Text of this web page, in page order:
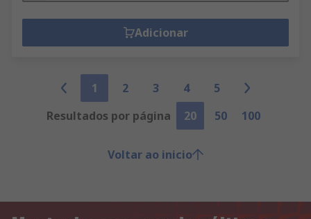
Adicionar
1 2 3 4
5
Resultados por página
20 50 100
Voltar ao inicio